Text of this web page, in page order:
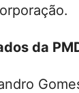
da